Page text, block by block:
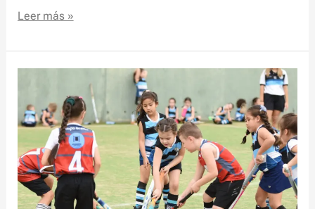
Leer más »
200
niños
y
niñas
participaron
del